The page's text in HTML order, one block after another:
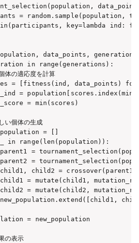
= random.sample(population,
key=lambda ind:
data_points,
in range(generations):
の適応度を計算
= [fitness(ind, data_points)
=
= min(scores)
個体の生成
= []
in range(len(population)):
=
=
child2 =
= mutate(child1,
= mutate(child2,
= new_population
の表示